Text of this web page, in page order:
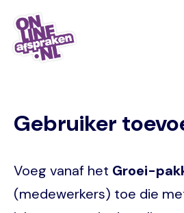
Skip
main
Gebruiker
Voeg vanaf het Groei-
(medewerkers) toe die